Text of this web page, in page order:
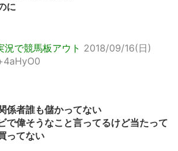
に
況で競馬板アウト 2018/09/16(日)
係者誰も儲かってない
で偉そうなこと言ってるけど当たって
ってない